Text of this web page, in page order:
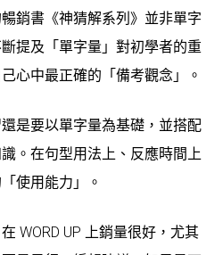
銷書《神猜解系列》並非單字
提及「單字量」對初學者的重
心中最正確的「備考觀念」。
是要以單字量為基礎，並搭配
。在句型用法上、反應時間上
使用能力」。
WORD UP 上銷量很好，尤其